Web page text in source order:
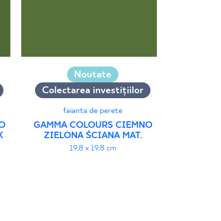
Noutate
Colectarea investițiilor
faianta de perete
GAMMA COLOURS CIEMNO
ZIELONA ŚCIANA MAT.
19,8 x 19,8 cm